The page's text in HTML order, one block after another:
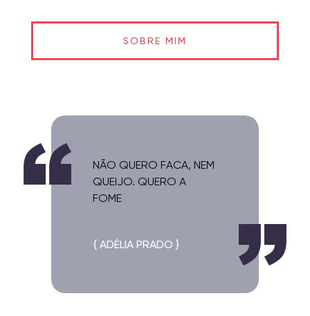
SOBRE MIM
NÃO QUERO FACA, NEM
QUEIJO. QUERO A
FOME
{ ADÉLIA PRADO }